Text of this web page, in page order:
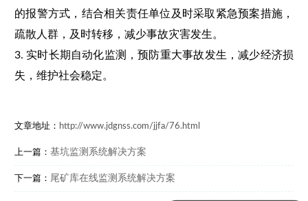
的报警方式，结合相关责任单位及时采取紧急预案措施，
疏散人群，及时转移，减少事故灾害发生。
3. 实时长期自动化监测，预防重大事故发生，减少经济损
失，维护社会稳定。
文章地址： http://www.jdgnss.com/jjfa/76.html
上一篇： 基坑监测系统解决方案
下一篇： 尾矿库在线监测系统解决方案